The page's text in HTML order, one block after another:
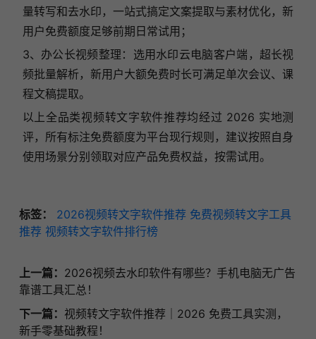
量转写和去水印，一站式搞定文案提取与素材优化，新
用户免费额度足够前期日常试用；
3、办公长视频整理：选用水印云电脑客户端，超长视
频批量解析，新用户大额免费时长可满足单次会议、课
程文稿提取。
以上全品类视频转文字软件推荐均经过 2026 实地测
评，所有标注免费额度为平台现行规则，建议按照自身
使用场景分别领取对应产品免费权益，按需试用。
标签： 2026视频转文字软件推荐 免费视频转文字工具
推荐 视频转文字软件排行榜
上一篇： 2026视频去水印软件有哪些？手机电脑无广告
靠谱工具汇总！
下一篇： 视频转文字软件推荐｜2026 免费工具实测，
新手零基础教程！